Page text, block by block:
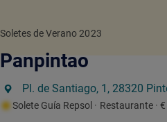
Soletes de Verano 2023
Panpintao
Pl. de Santiago, 1, 28320
Solete Guía Repsol · Restaurante · €